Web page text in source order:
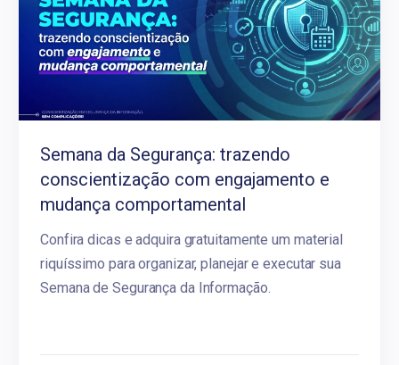
Semana da Segurança: trazendo
conscientização com engajamento e
mudança comportamental
Confira dicas e adquira gratuitamente um material
riquíssimo para organizar, planejar e executar sua
Semana de Segurança da Informação.